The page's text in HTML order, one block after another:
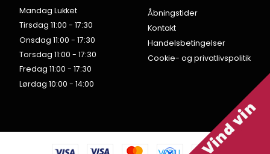
Mandag Lukket
Tirsdag 11:00 - 17:30
Onsdag 11:00 - 17:30
Torsdag 11:00 - 17:30
Fredag 11:00 - 17:30
Lørdag 10:00 - 14:00
Åbningstider
Kontakt
Handelsbetingelser
Cookie- og privatlivspolitik
Vind vin